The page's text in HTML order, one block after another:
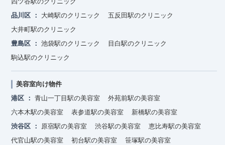
品川区
大崎駅のクリニック
五反田駅のクリニック
大井町駅のクリニック
豊島区
池袋駅のクリニック
目白駅のクリニック
駒込駅のクリニック
美容室向け物件
港区
青山一丁目駅の美容室
外苑前駅の美容室
六本木駅の美容室
表参道駅の美容室
新橋駅の美容室
渋谷区
原宿駅の美容室 渋谷駅の美容室
恵比寿駅の美容室
代官山駅の美容室
初台駅の美容室
笹塚駅の美容室